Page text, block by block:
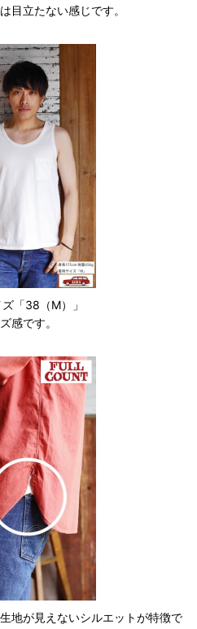
目立たない感じです。
「38（M）」
感です。
地が見えないシルエットが特徴で